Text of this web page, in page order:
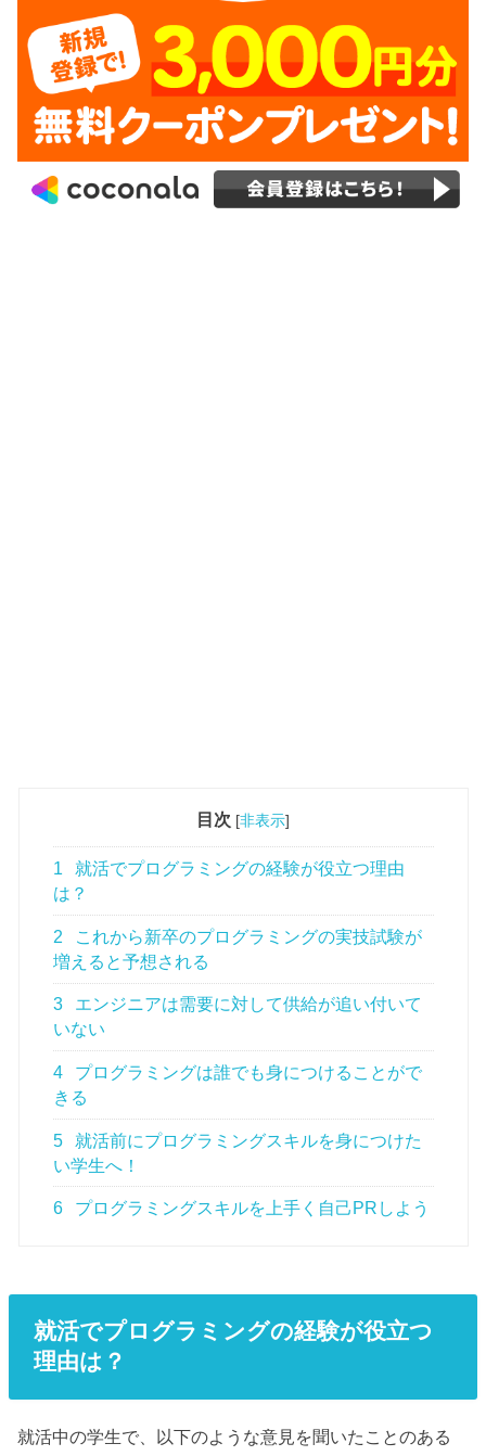
目次 [非表示]
1
就活でプログラミングの経験が役立つ理由
は？
2
これから新卒のプログラミングの実技試験が
増えると予想される
3
エンジニアは需要に対して供給が追い付いて
いない
4
プログラミングは誰でも身につけることがで
きる
5
就活前にプログラミングスキルを身につけた
い学生へ！
6 プログラミングスキルを上手く自己PRしよう
就活でプログラミングの経験が役立つ
理由は？
就活中の学生で、以下のような意見を聞いたことのある